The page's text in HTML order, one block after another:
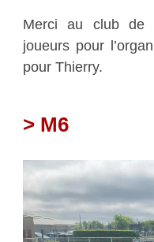
Merci au club de
joueurs pour
pour Thierry.
> M6